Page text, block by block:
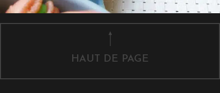
HAUT DE PAGE